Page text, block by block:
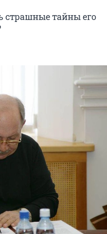
страшные тайны его